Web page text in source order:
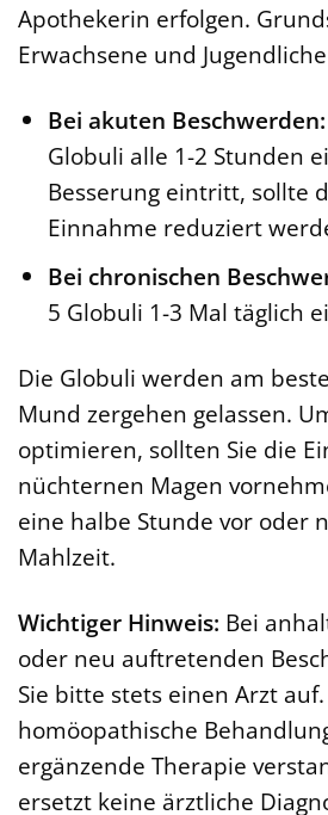
Apothekerin erfolgen.
Erwachsene und
Bei akuten Beschwerden:
Globuli alle 1-2 Stunden
Besserung eintritt, sollte
Einnahme reduziert
Bei chronischen
5 Globuli 1-3 Mal täglich
Die Globuli werden am
Mund zergehen gelassen.
optimieren, sollten Sie die
nüchternen Magen
eine halbe Stunde vor oder
Mahlzeit.
Wichtiger Hinweis: Bei
oder neu auftretenden
Sie bitte stets einen Arzt
homöopathische
ergänzende Therapie
ersetzt keine ärztliche